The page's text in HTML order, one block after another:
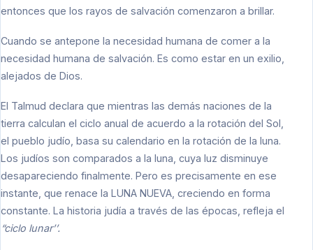
entonces que los rayos de salvación comenzaron a brillar.
Cuando se antepone la necesidad humana de comer a la
necesidad humana de salvación. Es como estar en un exilio,
alejados de Dios.
El Talmud declara que mientras las demás naciones de la
tierra calculan el ciclo anual de acuerdo a la rotación del Sol,
el pueblo judío, basa su calendario en la rotación de la luna.
Los judíos son comparados a la luna, cuya luz disminuye
desapareciendo finalmente. Pero es precisamente en ese
instante, que renace la LUNA NUEVA, creciendo en forma
constante. La historia judía a través de las épocas, refleja el
“ciclo lunar’’.